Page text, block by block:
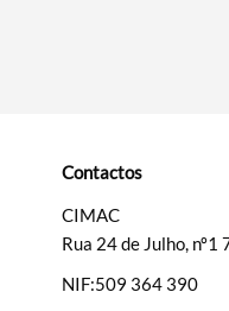
Categorias gerais
Contactos
CIMAC
Rua 24 de Julho,
NIF:509 364 390